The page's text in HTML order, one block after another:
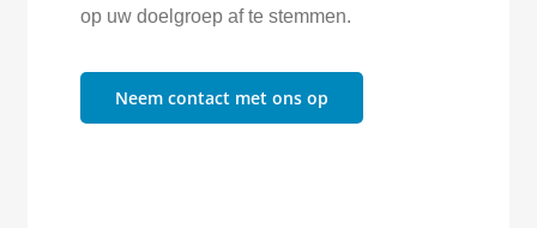
op uw doelgroep af te stemmen.
Neem contact met ons op